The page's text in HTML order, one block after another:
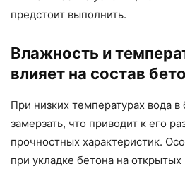
предстоит выполнить.
Влажность и
влияет на состав
При низких температурах вода
замерзать, что приводит к его
прочностных характеристик.
при укладке бетона на